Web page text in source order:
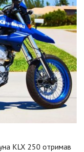
KLX 250 отримав